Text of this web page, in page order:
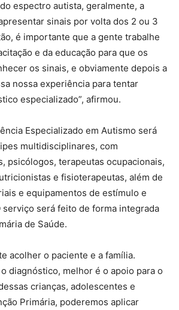
espectro autista, geralmente, a
sinais por volta dos 2 ou 3
é importante que a gente trabalhe
e da educação para que os
os sinais, e obviamente depois a
nossa experiência para tentar
especializado”, afirmou.
Especializado em Autismo será
multidisciplinares, com
psicólogos, terapeutas ocupacionais,
e fisioterapeutas, além de
e equipamentos de estímulo e
serviço será feito de forma integrada
de Saúde.
acolher o paciente e a família.
diagnóstico, melhor é o apoio para o
crianças, adolescentes e
Primária, poderemos aplicar